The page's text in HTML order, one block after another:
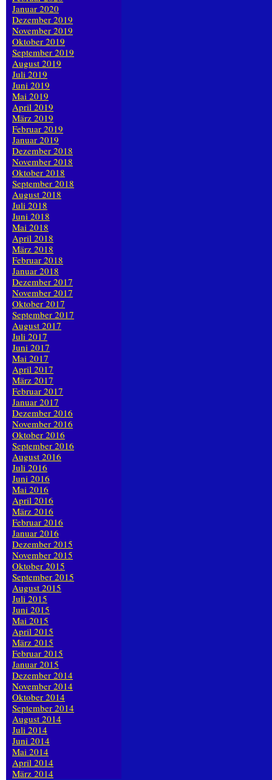
Januar 2020
Dezember 2019
November 2019
Oktober 2019
September 2019
August 2019
Juli 2019
Juni 2019
Mai 2019
April 2019
März 2019
Februar 2019
Januar 2019
Dezember 2018
November 2018
Oktober 2018
September 2018
August 2018
Juli 2018
Juni 2018
Mai 2018
April 2018
März 2018
Februar 2018
Januar 2018
Dezember 2017
November 2017
Oktober 2017
September 2017
August 2017
Juli 2017
Juni 2017
Mai 2017
April 2017
März 2017
Februar 2017
Januar 2017
Dezember 2016
November 2016
Oktober 2016
September 2016
August 2016
Juli 2016
Juni 2016
Mai 2016
April 2016
März 2016
Februar 2016
Januar 2016
Dezember 2015
November 2015
Oktober 2015
September 2015
August 2015
Juli 2015
Juni 2015
Mai 2015
April 2015
März 2015
Februar 2015
Januar 2015
Dezember 2014
November 2014
Oktober 2014
September 2014
August 2014
Juli 2014
Juni 2014
Mai 2014
April 2014
März 2014